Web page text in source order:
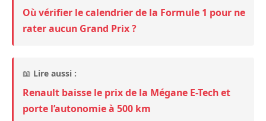
Où vérifier le calendrier de la Formule 1 pour ne
rater aucun Grand Prix ?
📖 Lire aussi :
Renault baisse le prix de la Mégane E-Tech et
porte l’autonomie à 500 km